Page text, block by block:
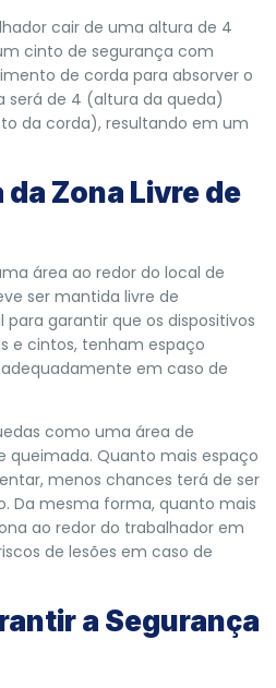
cair de uma altura de 4
cinto de segurança com
de corda para absorver o
de 4 (altura da queda)
da corda), resultando em um
Zona Livre de
área ao redor do local de
ser mantida livre de
para garantir que os dispositivos
e cintos, tenham espaço
em caso de
como uma área de
queimada. Quanto mais espaço
menos chances terá de ser
Da mesma forma, quanto mais
ao redor do trabalhador em
de lesões em caso de
a Segurança